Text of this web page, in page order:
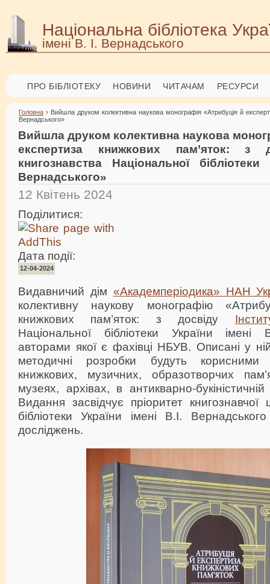
Національна бібліотека
імені В. І. Вернадського
ПРО БІБЛІОТЕКУ НОВИНИ ЧИТАЧАМ РЕСУРСИ
Головна › Вийшла друком колективна наукова монографія «Атрибуція й
Вернадського»
Вийшла друком колективна наукова
експертиза книжкових пам’яток: з
книгознавства Національної
Вернадського»
12 Квітень 2024
Поділитися:
Дата події:
12-04-2024
Видавничий дім «Академперіодика» НАН
колективну наукову монографію
книжкових пам’яток: з досвіду
Національної бібліотеки України імені
авторами якої є фахівці НБУВ. Описані у
методичні розробки будуть
книжкових, музичних, образотворчих
музеях, архівах, в антикварно-букіністичній
Видання засвідчує пріоритет книгознавчої
бібліотеки України імені В.І.
досліджень.